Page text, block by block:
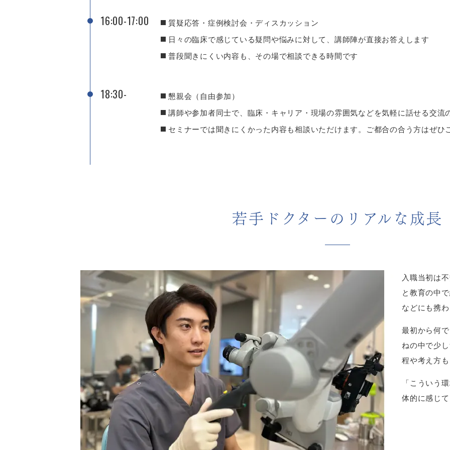
16:00-17:00
質疑応答・症例検討会・ディスカッション
日々の臨床で感じている疑問や悩みに対して、講師陣が直接お答えします
普段聞きにくい内容も、その場で相談できる時間です
18:30-
懇親会（自由参加）
講師や参加者同士で、臨床・キャリア・現場の雰囲気などを気軽に話せる交流
セミナーでは聞きにくかった内容も相談いただけます。ご都合の合う方はぜひ
若手ドクターのリアルな成長
入職当初は
と教育の中
などにも携
最初から何
ねの中で少
程や考え方
「こういう
体的に感じ